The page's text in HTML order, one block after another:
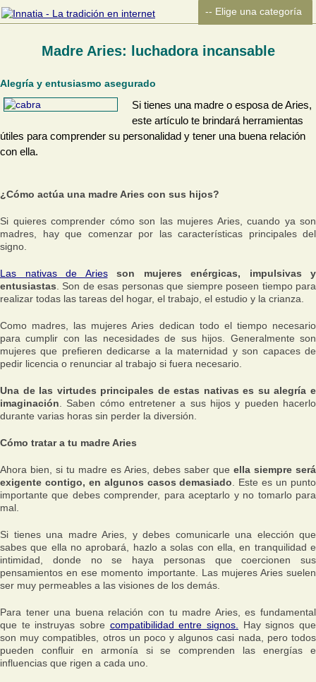
Madre Aries: luchadora incansable
Alegría y entusiasmo asegurado
Si tienes una madre o esposa de Aries,
este artículo te brindará herramientas
útiles para comprender su personalidad y tener una buena relación
con ella.
¿Cómo actúa una madre Aries con sus hijos?
Si quieres comprender cómo son las mujeres Aries, cuando ya son
madres, hay que comenzar por las características principales del
signo.
Las nativas de Aries
son mujeres enérgicas, impulsivas y
entusiastas . Son de esas personas que siempre poseen tiempo para
realizar todas las tareas del hogar, el trabajo, el estudio y la crianza.
Como madres, las mujeres Aries dedican todo el tiempo necesario
para cumplir con las necesidades de sus hijos. Generalmente son
mujeres que prefieren dedicarse a la maternidad y son capaces de
pedir licencia o renunciar al trabajo si fuera necesario.
Una de las virtudes principales de estas nativas es su alegría e
imaginación . Saben cómo entretener a sus hijos y pueden hacerlo
durante varias horas sin perder la diversión.
Cómo tratar a tu madre Aries
Ahora bien, si tu madre es Aries, debes saber que ella siempre será
exigente contigo, en algunos casos demasiado . Este es un punto
importante que debes comprender, para aceptarlo y no tomarlo para
mal.
Si tienes una madre Aries, y debes comunicarle una elección que
sabes que ella no aprobará, hazlo a solas con ella, en tranquilidad e
intimidad, donde no se haya personas que coercionen sus
pensamientos en ese momento importante. Las mujeres Aries suelen
ser muy permeables a las visiones de los demás.
Para tener una buena relación con tu madre Aries, es fundamental
que te instruyas sobre compatibilidad entre signos.
Hay signos que
son muy compatibles, otros un poco y algunos casi nada, pero todos
pueden confluir en armonía si se comprenden las energías e
influencias que rigen a cada uno.